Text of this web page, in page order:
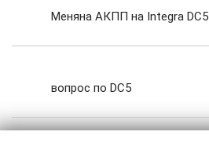
Меняна АКПП на Integra DC5
вопрос по DC5